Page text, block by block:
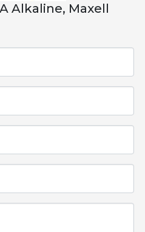
Alkaline, Maxell